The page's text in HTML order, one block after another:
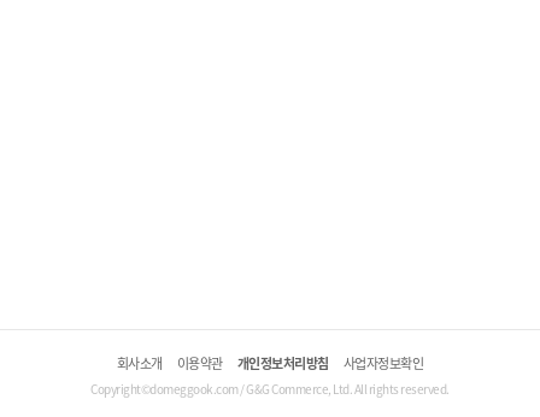
회사소개 이용약관 개인정보처리방침 사업자정보확인
Copyright©domeggook.com / G&G Commerce, Ltd. All rights reserved.